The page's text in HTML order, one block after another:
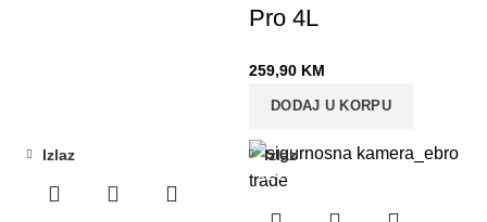
Pro 4L
259,90 KM
DODAJ U KORPU
Izlaz
-24%
Izlaz